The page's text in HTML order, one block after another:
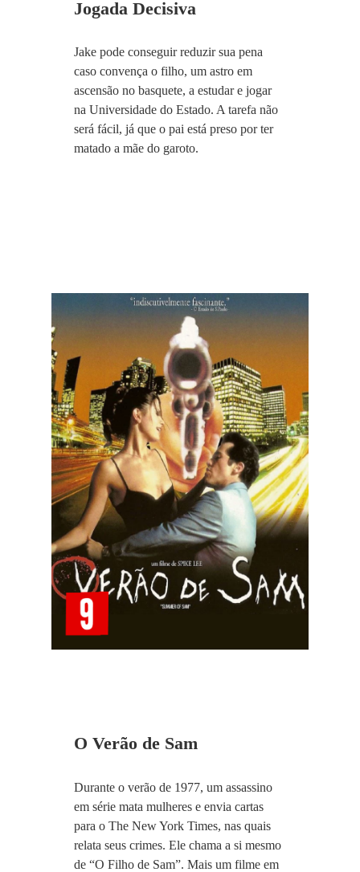
Jogada Decisiva
Jake pode conseguir reduzir sua pena
caso convença o filho, um astro em
ascensão no basquete, a estudar e jogar
na Universidade do Estado. A tarefa não
será fácil, já que o pai está preso por ter
matado a mãe do garoto.
O Verão de Sam
Durante o verão de 1977, um assassino
em série mata mulheres e envia cartas
para o The New York Times, nas quais
relata seus crimes. Ele chama a si mesmo
de “O Filho de Sam”. Mais um filme em